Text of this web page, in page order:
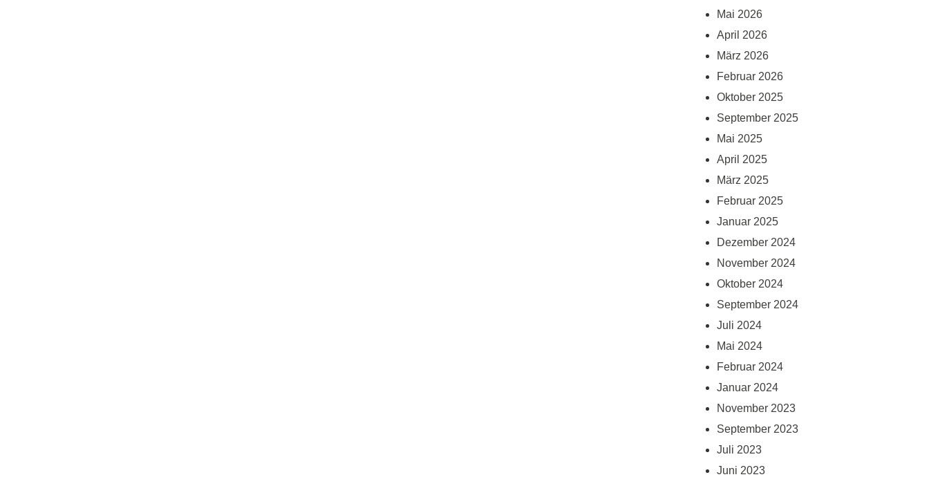
Mai 2026
April 2026
März 2026
Februar 2026
Oktober 2025
September 2025
Mai 2025
April 2025
März 2025
Februar 2025
Januar 2025
Dezember 2024
November 2024
Oktober 2024
September 2024
Juli 2024
Mai 2024
Februar 2024
Januar 2024
November 2023
September 2023
Juli 2023
Juni 2023